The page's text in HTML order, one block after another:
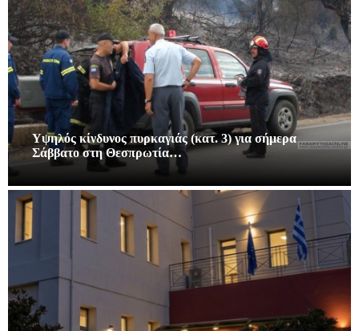
Υψηλός κίνδυνος πυρκαγιάς (κατ. 3) για σήμερα
Σάββατο στη Θεσπρωτία…